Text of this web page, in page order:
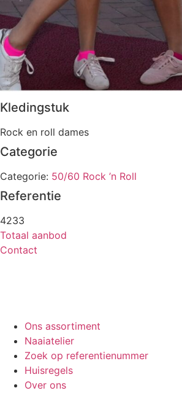
Kledingstuk
Rock en roll dames
Categorie
Categorie: 50/60 Rock ’n Roll
Referentie
4233
Totaal aanbod
Contact
Ons assortiment
Naaiatelier
Zoek op referentienummer
Huisregels
Over ons